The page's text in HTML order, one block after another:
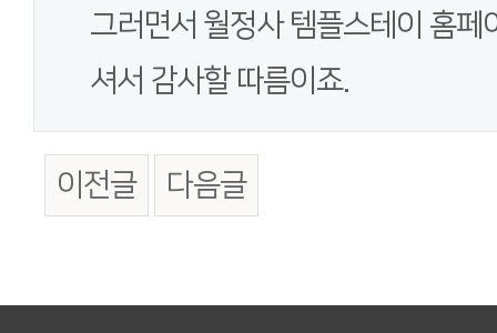
그러면서 월정사 템플스테이 홈페
셔서 감사할 따름이죠.
이전글 다음글